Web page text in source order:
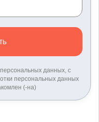
данных, с
персональных данных
(-на)